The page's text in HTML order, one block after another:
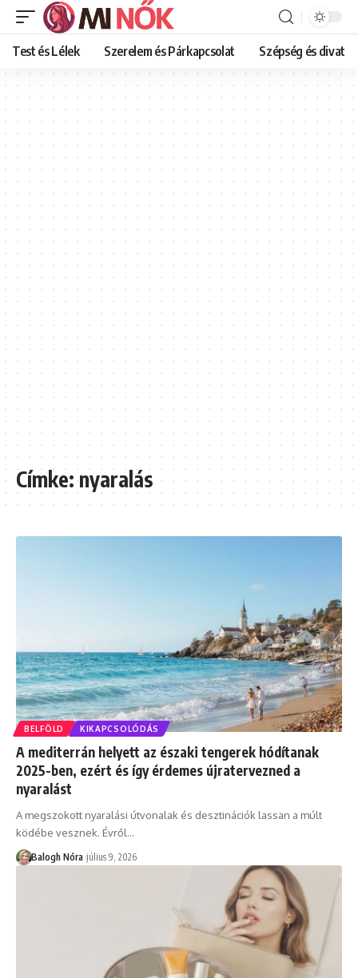
Test és Lélek Szerelem és Párkapcsolat Szépség és divat
Címke:nyaralás
BELFÖLD KIKAPCSOLÓDÁS
A mediterrán helyett az északi tengerek hódítanak
2025-ben, ezért és így érdemes újratervezned a
nyaralást
A megszokott nyaralási útvonalak és desztinációk lassan a múlt
ködébe vesznek. Évről…
Balogh Nóra július 9, 2026